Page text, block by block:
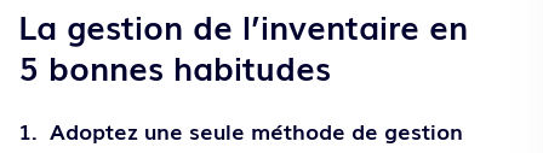
La gestion de l’inventaire en
5 bonnes habitudes
1. Adoptez une seule méthode de gestion